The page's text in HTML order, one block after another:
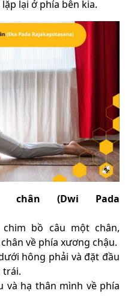
lại ở phía bên kia.
(Dwi Pada
bồ câu một chân,
về phía xương chậu.
hông phải và đặt đầu
trái.
và hạ thân mình về phía